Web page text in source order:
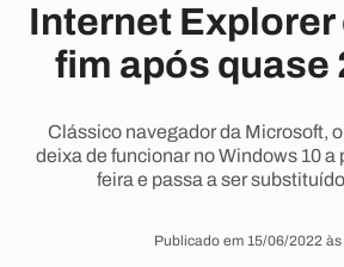
Internet Explorer
fim após quase
Clássico navegador da Microsoft,
deixa de funcionar no Windows 10 a
feira e passa a ser
Publicado em 15/06/2022